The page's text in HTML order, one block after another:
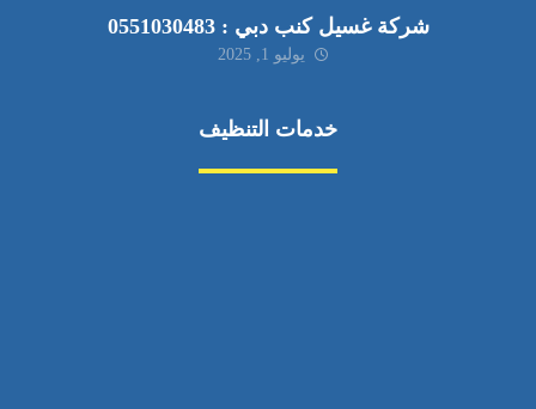
شركة غسيل كنب دبي : 0551030483
يوليو 1, 2025
خدمات التنظيف